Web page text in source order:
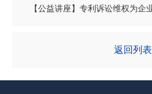
【公益讲座】专利诉讼维权为企
返回列表